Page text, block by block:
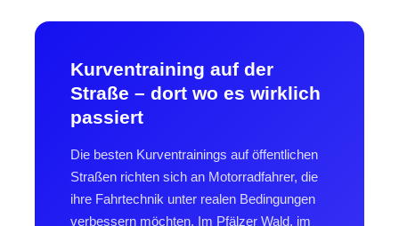
Kurventraining auf der
Straße – dort wo es wirklich
passiert
Die besten Kurventrainings auf öffentlichen
Straßen richten sich an Motorradfahrer, die
ihre Fahrtechnik unter realen Bedingungen
verbessern möchten. Im Pfälzer Wald, im